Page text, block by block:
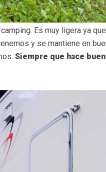
Es muy ligera ya
y se mantiene en
Siempre que hace